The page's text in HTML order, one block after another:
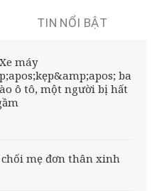
TIN NỔI BẬT
máy
ba
ô tô, một người bị hất
mẹ đơn thân xinh